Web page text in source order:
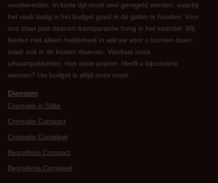
voorbereiden. In korte tijd moet veel geregeld worden, waarbij
het vaak lastig is het budget goed in de gaten te houden. Voor
ons staat juist daarom transparantie hoog in het vaandel. Wij
bieden niet alleen helderheid in wat we voor u kunnen doen,
maar ook in de kosten daarvan. Vandaar onze
uitvaartpakketten, met vaste prijzen. Heeft u bijzondere
wensen? Uw budget is altijd onze maat.
Diensten
Crematie in Stilte
Crematie Compact
Crematie Compleet
Begrafenis Compact
Begrafenis Compleet